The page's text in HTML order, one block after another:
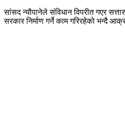
सांसद न्यौपानेले संविधान विपरीत गएर
सरकार निर्माण गर्ने काम गरिरहेको भन्दै